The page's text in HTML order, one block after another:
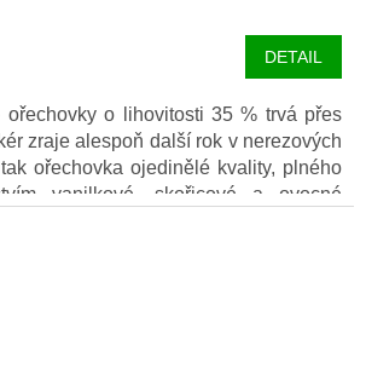
DETAIL
ořechovky o lihovitosti 35 % trvá přes
zraje alespoň další rok v nerezových
ořechovka ojedinělé kvality, plného
vanilkové, skořicové a ovocné